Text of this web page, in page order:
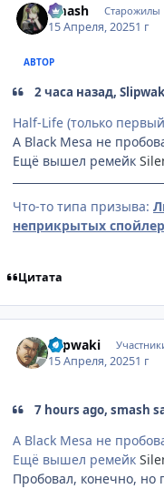
smash Старожилы
15 Апреля, 20251 г
АВТОР
2 часа назад,
Half-Life (только
А Black Mesa не
Ещё вышел ремейк
Что-то типа призыва:
неприкрытых
Цитата
Slipwaki
15 Апреля, 20251 г
7 hours ago, smash
А Black Mesa не
Ещё вышел ремейк
Пробовал, конечно, но